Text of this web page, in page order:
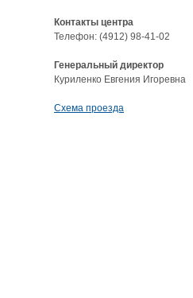
Контакты центра
Телефон: (4912) 98-41-02
Генеральный директор
Куриленко Евгения Игоревна
Схема проезда